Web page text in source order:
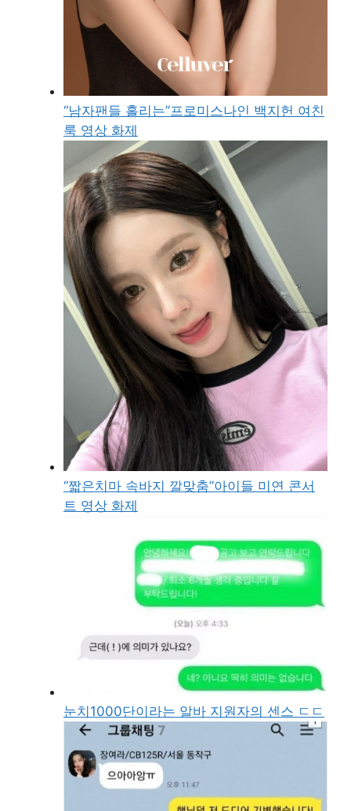
“남자팬들 홀리는”프로미스나인 백지헌 여친
룩 영상 화제
“짧은치마 속바지 깔맞춤”아이들 미연 콘서
트 영상 화제
눈치1000단이라는 알바 지원자의 센스 ㄷㄷ